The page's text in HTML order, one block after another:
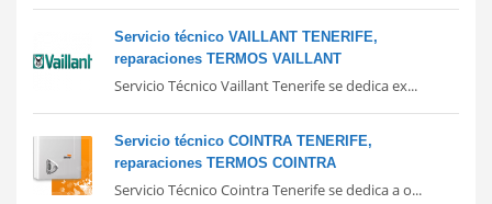
Servicio técnico VAILLANT TENERIFE,
reparaciones TERMOS VAILLANT
Servicio Técnico Vaillant Tenerife se dedica ex...
Servicio técnico COINTRA TENERIFE,
reparaciones TERMOS COINTRA
Servicio Técnico Cointra Tenerife se dedica a o...